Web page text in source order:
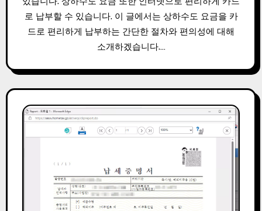
로 납부할 수 있습니다. 이 글에서는 상하수도 요금을 카
드로 편리하게 납부하는 간단한 절차와 편의성에 대해
소개하겠습니다.…